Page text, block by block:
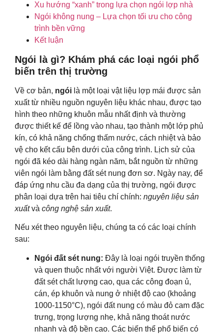
Xu hướng “xanh” trong lựa chọn ngói lợp nhà
Ngói không nung – Lựa chọn tối ưu cho công
trình bền vững
Kết luận
Ngói là gì? Khám phá các loại ngói phổ
biến trên thị trường
Về cơ bản, ngói là một loại vật liệu lợp mái được sản
xuất từ nhiều nguồn nguyên liệu khác nhau, được tạo
hình theo những khuôn mẫu nhất định và thường
được thiết kế để lồng vào nhau, tạo thành một lớp phủ
kín, có khả năng chống thấm nước, cách nhiệt và bảo
vệ cho kết cấu bên dưới của công trình. Lịch sử của
ngói đã kéo dài hàng ngàn năm, bắt nguồn từ những
viên ngói làm bằng đất sét nung đơn sơ. Ngày nay, để
đáp ứng nhu cầu đa dạng của thị trường, ngói được
phân loại dựa trên hai tiêu chí chính: nguyên liệu sản
xuấtvà công nghệ sản xuất.
Nếu xét theo nguyên liệu, chúng ta có các loại chính
sau:
Ngói đất sét nung: Đây là loại ngói truyền thống
và quen thuộc nhất với người Việt. Được làm từ
đất sét chất lượng cao, qua các công đoạn ủ,
cán, ép khuôn và nung ở nhiệt độ cao (khoảng
1000-1150°C), ngói đất nung có màu đỏ cam đặc
trưng, trọng lượng nhẹ, khả năng thoát nước
nhanh và độ bền cao. Các biến thể phổ biến có